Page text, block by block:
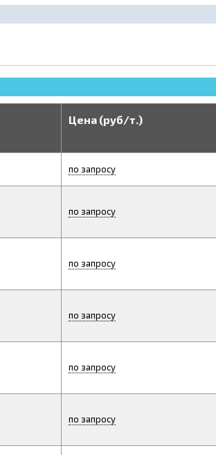
Цена (руб/т.)
по запросу
по запросу
по запросу
по запросу
по запросу
по запросу